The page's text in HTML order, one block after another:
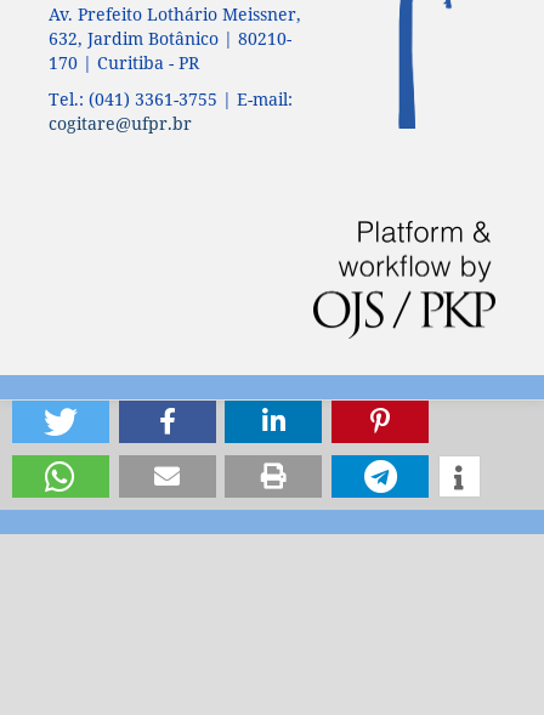
Av. Prefeito Lothário Meissner,
632, Jardim Botânico | 80210-
170 | Curitiba - PR
Tel.: (041) 3361-3755 | E-mail:
cogitare@ufpr.br